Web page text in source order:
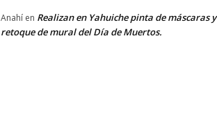
Anahí en Realizan en Yahuiche pinta de máscaras y
retoque de mural del Día de Muertos.